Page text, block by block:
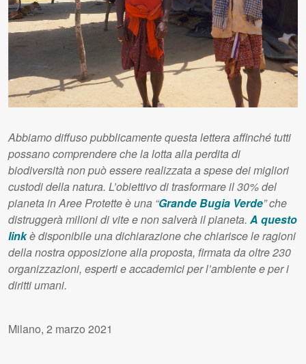
Abbiamo diffuso pubblicamente questa lettera affinché tutti
possano comprendere che la lotta alla perdita di
biodiversità non può essere realizzata a spese dei migliori
custodi della natura. L’obiettivo di trasformare il 30% del
pianeta in Aree Protette è una “Grande Bugia Verde” che
distruggerà milioni di vite e non salverà il pianeta. A questo
linkè disponibile una dichiarazione che chiarisce le ragioni
della nostra opposizione alla proposta, firmata da oltre 230
organizzazioni, esperti e accademici per l’ambiente e per i
diritti umani.
Milano, 2 marzo 2021